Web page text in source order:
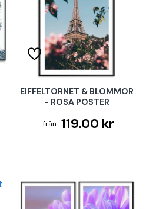
EIFFELTORNET & BLOMMOR
- ROSA POSTER
119.00 kr